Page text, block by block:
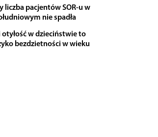
liczba pacjentów SOR-u w
nie spadła
w dzieciństwie to
bezdzietności w wieku